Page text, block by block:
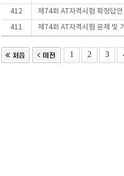
412 제74회 AT자격시험 확정답
411 제74회 AT자격시험 문제 및
1 2 3